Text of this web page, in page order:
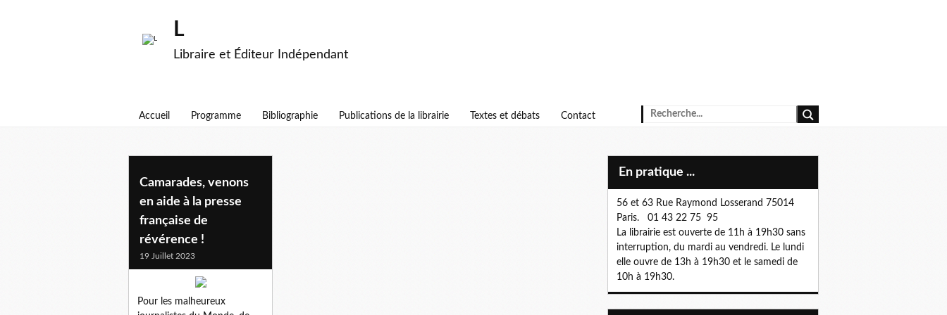
L
Libraire et Éditeur Indépendant
Accueil Programme Bibliographie Publications de la librairie Textes et débats Contact
brianna et roby
Camarades, venons
en aide à la presse
française de
révérence !
19 Juillet 2023
Pour les malheureux
En pratique ...
56 et 63 Rue Raymond Losserand 75014
Paris. 01 43 22 75 95
La librairie est ouverte de 11h à 19h30 sans
interruption, du mardi au vendredi. Le lundi
elle ouvre de 13h à 19h30 et le samedi de
10h à 19h30.